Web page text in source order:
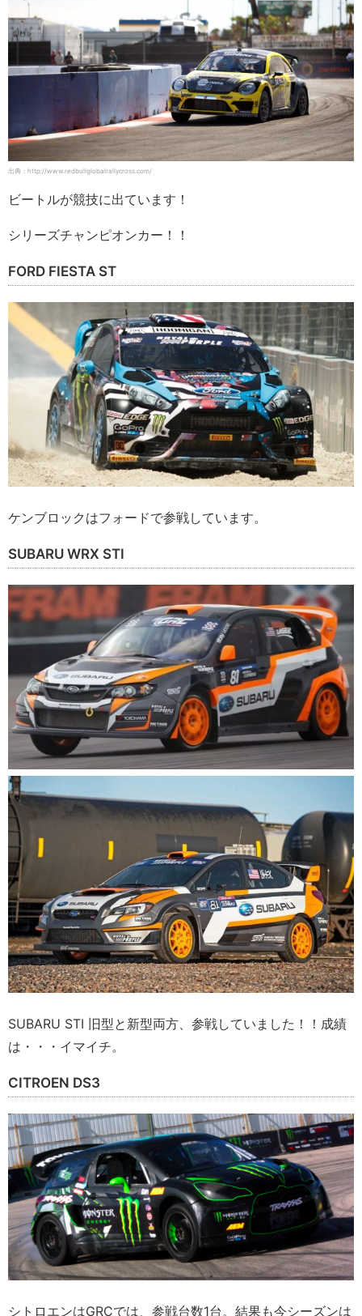
出典：http://www.redbullglobalrallycross.com/
ビートルが競技に出ています！
シリーズチャンピオンカー！！
FORD FIESTA ST
ケンブロックはフォードで参戦しています。
SUBARU WRX STI
SUBARU STI 旧型と新型両方、参戦していました！！成績
は・・・イマイチ。
CITROEN DS3
シトロエンはGRCでは、参戦台数1台。結果も今シーズンは